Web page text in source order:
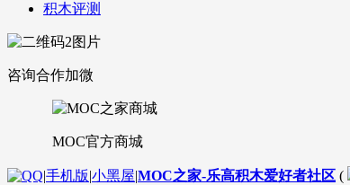
积木评测
咨询合作加微
MOC官方商城
|手机版|小黑屋|MOC之家-乐高积木爱好者社区 (